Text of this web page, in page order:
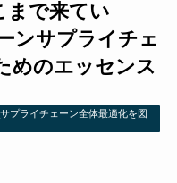
まで来てい
ンサプライチェ
めのエッセンス
プライチェーン全体最適化を図